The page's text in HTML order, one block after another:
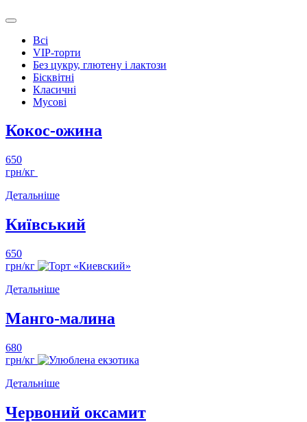
Всі
VIP-торти
Без цукру, глютену і лактози
Бісквітні
Класичні
Мусові
Кокос-ожина
650
грн/кг
Детальніше
Київський
650
грн/кг
Детальніше
Манго-малина
680
грн/кг
Детальніше
Червоний оксамит